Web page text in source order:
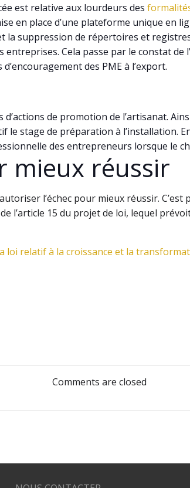
est relative aux lourdeurs des
en place d’une plateforme unique en
la suppression de répertoires et
Cela passe par le constat de
des PME à l’export.
de promotion de l’artisanat.
stage de préparation à l’installation.
des entrepreneurs lorsque le
mieux réussir
l’échec pour mieux réussir.
l’article 15 du projet de loi, lequel
loi relatif à la croissance et la
de
l’article
Comments are closed